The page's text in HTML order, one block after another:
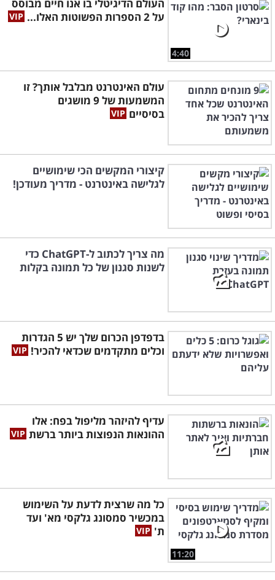
4:40
העולם הדיגיטלי בו אנו חיים מבוסס
על 2 הספרות הפשוטות האלו...
עולם האינטרנט מבלבל אותך? זו
המשמעות של 9 מושגים
בסיסיים
קיצורי המקשים הכי שימושיים
לגלישה באינטרנט - מדריך מעודכן!
מה צריך לכתוב ל-ChatGPT כדי
לשנות סגנון של כל תמונה בקלות
בדפדפן הכרום שלך יש 5 הגדרות
וכלים מתקדמים שכדאי להכיר!
עדיף להיזהר מליפול בפח: אלו
ההונאות הנפוצות ביותר ברשת
11:20
כל מה שרצית לדעת על השימוש
במכשיר סמסונג גלקסי מא' ועד
ת'